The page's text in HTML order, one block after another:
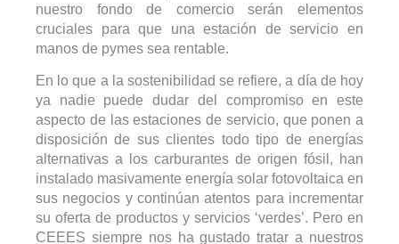
nuestro fondo de comercio serán elementos
cruciales para que una estación de servicio en
manos de pymes sea rentable.
En lo que a la sostenibilidad se refiere, a día de hoy
ya nadie puede dudar del compromiso en este
aspecto de las estaciones de servicio, que ponen a
disposición de sus clientes todo tipo de energías
alternativas a los carburantes de origen fósil, han
instalado masivamente energía solar fotovoltaica en
sus negocios y continúan atentos para incrementar
su oferta de productos y servicios ‘verdes’. Pero en
CEEES siempre nos ha gustado tratar a nuestros